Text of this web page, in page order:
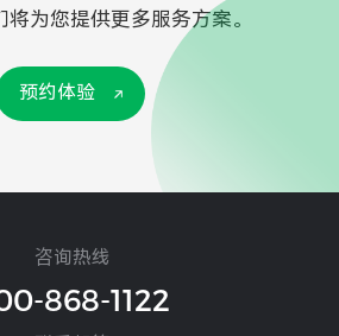
为您提供更多服务方案。
预约体验
咨询热线
868-1122